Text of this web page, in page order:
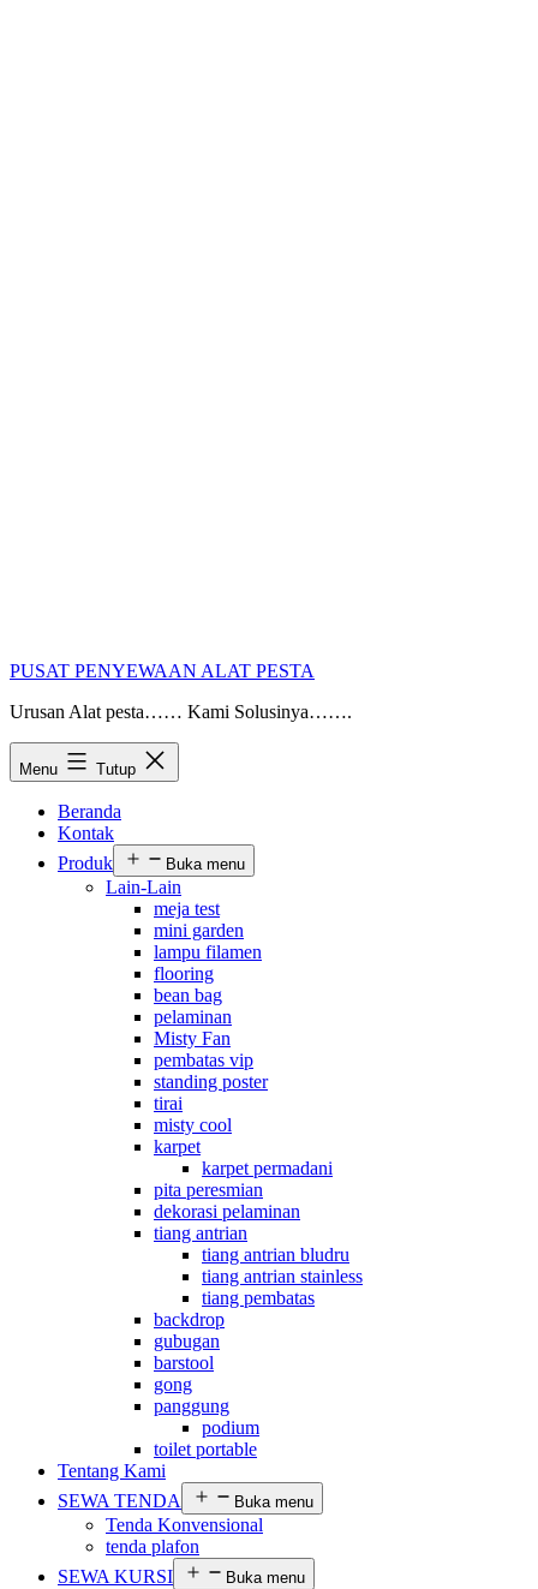
PUSAT PENYEWAAN ALAT PESTA
Urusan Alat pesta…… Kami Solusinya…….
Menu Tutup
Beranda
Kontak
Produk
Buka menu
Lain-Lain
meja test
mini garden
lampu filamen
flooring
bean bag
pelaminan
Misty Fan
pembatas vip
standing poster
tirai
misty cool
karpet
karpet permadani
pita peresmian
dekorasi pelaminan
tiang antrian
tiang antrian bludru
tiang antrian stainless
tiang pembatas
backdrop
gubugan
barstool
gong
panggung
podium
toilet portable
Tentang Kami
SEWA TENDA
Buka menu
Tenda Konvensional
tenda plafon
SEWA KURSI
Buka menu